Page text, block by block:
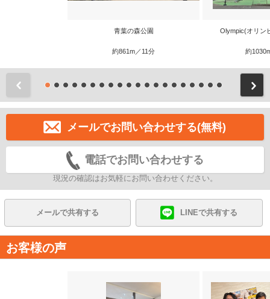
青葉の森公園
約861m／11分
Olympic(オリン
約
メールでお問い合わせする(無料)
電話でお問い合わせする
現況の確認はお気軽にお問い合わせください。
メールで共有する LINEで共有する
お客様の声